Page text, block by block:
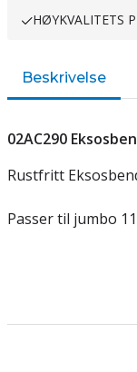
HØYKVALITETS
Beskrivelse
02AC290
Rustfritt
Passer til jumbo